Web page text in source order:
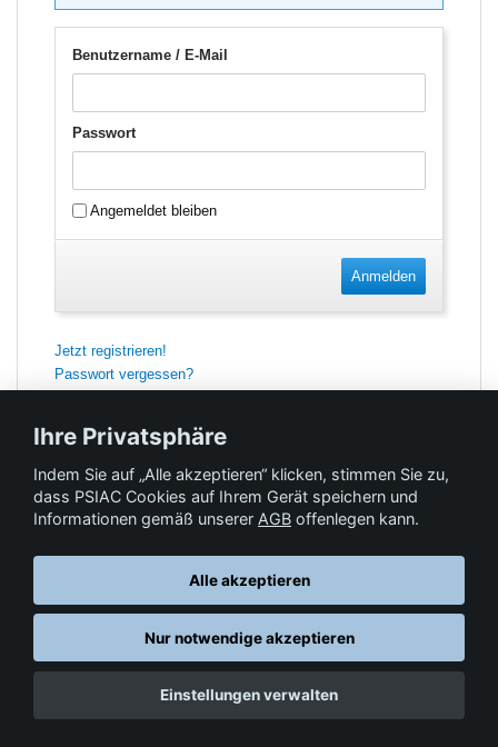
Benutzername / E-Mail
Passwort
Angemeldet bleiben
Anmelden
Jetzt registrieren!
Passwort vergessen?
Feedback
© Springer-Verlag GmbH. Part of Springer Nature •Datenschutz,AGB,
Ihre Privatsphäre
Indem Sie auf „Alle akzeptieren“ klicken, stimmen Sie zu,
dass PSIAC Cookies auf Ihrem Gerät speichern und
Informationen gemäß unserer AGB offenlegen kann.
Alle akzeptieren
Nur notwendige akzeptieren
Einstellungen verwalten